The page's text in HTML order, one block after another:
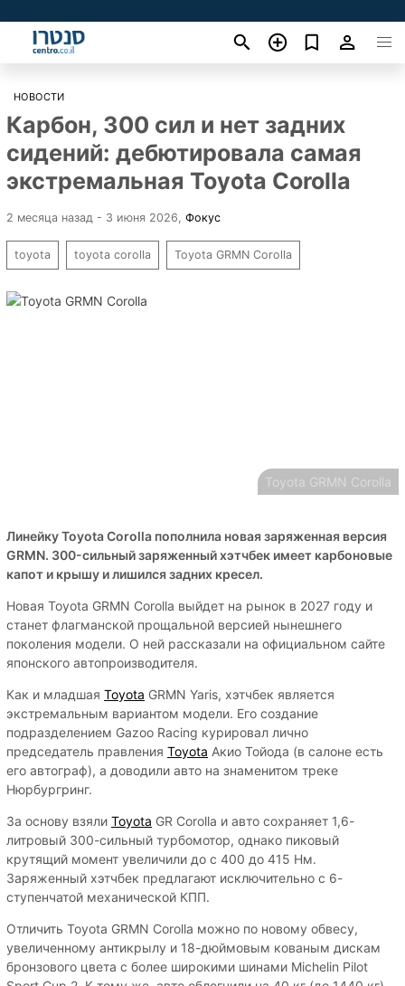
НОВОСТИ
Карбон, 300 сил и нет задних
сидений: дебютировала самая
экстремальная Toyota Corolla
2 месяца назад - 3 июня 2026 Фокус
toyota toyota corolla Toyota GRMN Corolla
Toyota GRMN Corolla
Линейку Toyota Corolla пополнила новая заряженная версия
GRMN. 300-сильный заряженный хэтчбек имеет карбоновые
капот и крышу и лишился задних кресел.
Новая Toyota GRMN Corolla выйдет на рынок в 2027 году и
станет флагманской прощальной версией нынешнего
поколения модели. О ней рассказали на официальном сайте
японского автопроизводителя.
Как и младшая Toyota GRMN Yaris, хэтчбек является
экстремальным вариантом модели. Его создание
подразделением Gazoo Racing курировал лично
председатель правления Toyota Акио Тойода (в салоне есть
его автограф), а доводили авто на знаменитом треке
Нюрбургринг.
За основу взяли Toyota GR Corolla и авто сохраняет 1,6-
литровый 300-сильный турбомотор, однако пиковый
крутящий момент увеличили до с 400 до 415 Нм.
Заряженный хэтчбек предлагают исключительно с 6-
ступенчатой механической КПП.
Отличить Toyota GRMN Corolla можно по новому обвесу,
увеличенному антикрылу и 18-дюймовым кованым дискам
бронзового цвета с более широкими шинами Michelin Pilot